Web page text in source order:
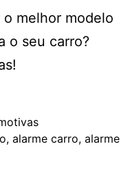
melhor modelo
o seu carro?
, alarme carro, alarme